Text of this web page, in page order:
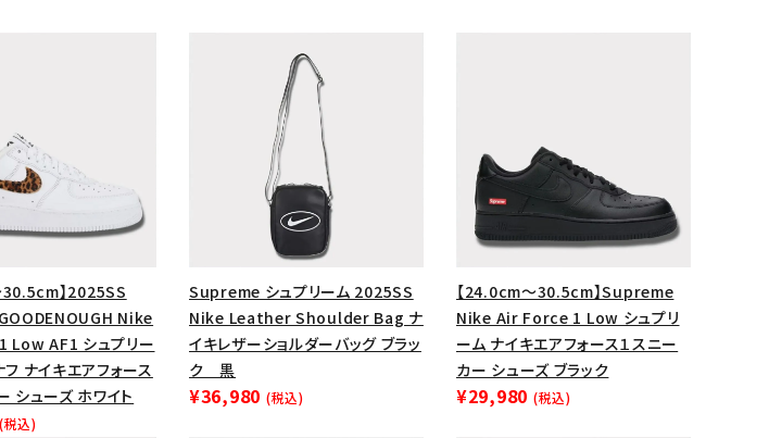
キャップ・ハット
ショルダー・ウエストバッグ
ブラックスウェット
ない商品を表示する
絞り込んで検索する
】2025SS
Nike
AF1 シュプリー
フ ナイキエアフォース
シューズ ホワイト
(税込)
Supreme シュプリーム 2025SS
Nike Leather Shoulder Bag ナ
イキレザーショルダーバッグ ブラッ
ク 黒
¥36,980 (税込)
【24.0cm～30.5cm】Supreme
Nike Air Force 1 Low シュプリ
ーム ナイキエアフォース１スニー
カー シューズ ブラック
¥29,980 (税込)